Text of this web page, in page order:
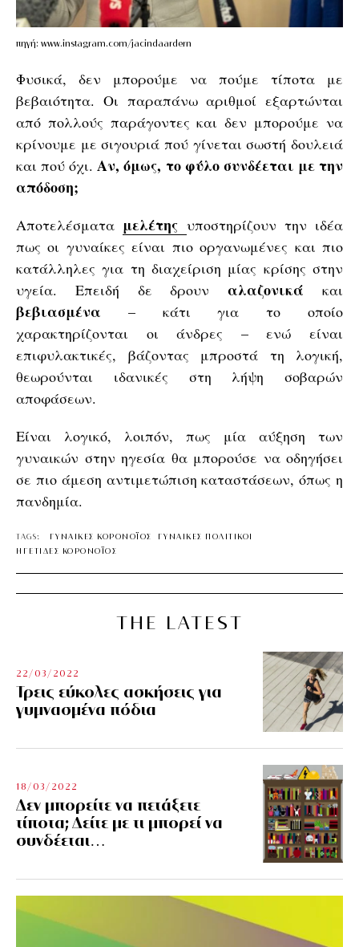
πηγή: www.instagram.com/jacindaardern
Φυσικά, δεν μπορούμε να πούμε τίποτα με
βεβαιότητα. Οι παραπάνω αριθμοί εξαρτώνται
από πολλούς παράγοντες και δεν μπορούμε να
κρίνουμε με σιγουριά πού γίνεται σωστή δουλειά
και πού όχι.Αν, όμως, το φύλο συνδέεται με την
απόδοση;
Αποτελέσματα μελέτης υποστηρίζουν την ιδέα
πως οι γυναίκες είναι πιο οργανωμένες και πιο
κατάλληλες για τη διαχείριση μίας κρίσης στην
υγεία. Επειδή δε δρουναλαζονικά και
βεβιασμένα – κάτι για το οποίο
χαρακτηρίζονται οι άνδρες – ενώ είναι
επιφυλακτικές, βάζοντας μπροστά τη λογική,
θεωρούνται ιδανικές στη λήψη σοβαρών
αποφάσεων.
Είναι λογικό, λοιπόν, πως μία αύξηση των
γυναικών στην ηγεσία θα μπορούσε να οδηγήσει
σε πιο άμεση αντιμετώπιση καταστάσεων, όπως η
πανδημία.
TAGS: ΓΥΝΑΙΚΕΣ ΚΟΡΟΝΟΪΟΣ
ΓΥΝΑΙΚΕΣ ΠΟΛΙΤΙΚΟΙ
ΗΓΕΤΙΔΕΣ ΚΟΡΟΝΟΪΟΣ
THE LATEST
22/03/2022
Τρεις εύκολες ασκήσεις για
γυμνασμένα πόδια
18/03/2022
Δεν μπορείτε να πετάξετε
τίποτα; Δείτε με τι μπορεί να
συνδέεται…